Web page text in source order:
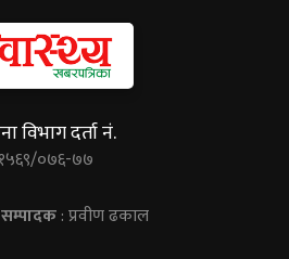
विभाग दर्ता नं.
०७६-७७
: प्रवीण ढकाल